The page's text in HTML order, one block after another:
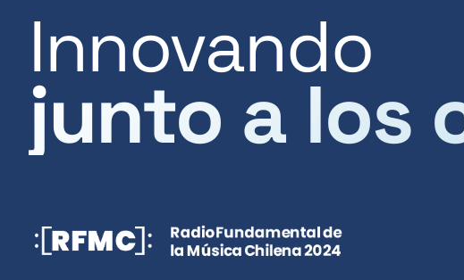
Innovando
junto a los